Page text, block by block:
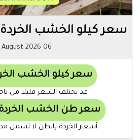
سعر كيلو الخشب
06 August 2026
سعر كيلو الخشب الخردة 6
قد يختلف السعر قليلا من
سعر طن الخشب الخردة 8000
أسعار الخردة بالطن لا تشمل